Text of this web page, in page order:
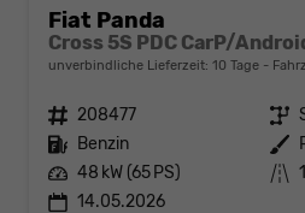
Fiat Panda
Cross 5S PDC CarP/
unverbindliche Lieferzeit: 10 Tage
Fahrzeugnr. 208477 Getriebe
Kraftstoff Benzin Außenfarbe
Leistung 48 kW (65 PS) Kilometerstand
14.05.2026